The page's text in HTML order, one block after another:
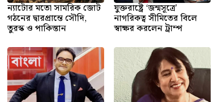
ন্যাটোর মতো সামরিক জোট
গঠনের দ্বারপ্রান্তে সৌদি,
তুরস্ক ও পাকিস্তান
যুক্তরাষ্ট্রে ‘জন্মসূত্রে’
নাগরিকত্ব সীমিতের বিলে
স্বাক্ষর করলেন ট্রাম্প